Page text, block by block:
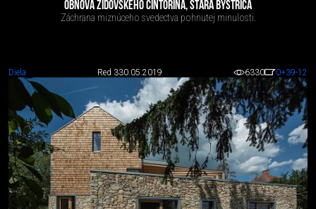
OBNOVA ŽIDOVSKÉHO CINTORÍNA, STARÁ BYSTRICA
Záchrana miznúceho svedectva pohnutej minulosti.
Diela Red 330.05.2019 6330 0+39-12